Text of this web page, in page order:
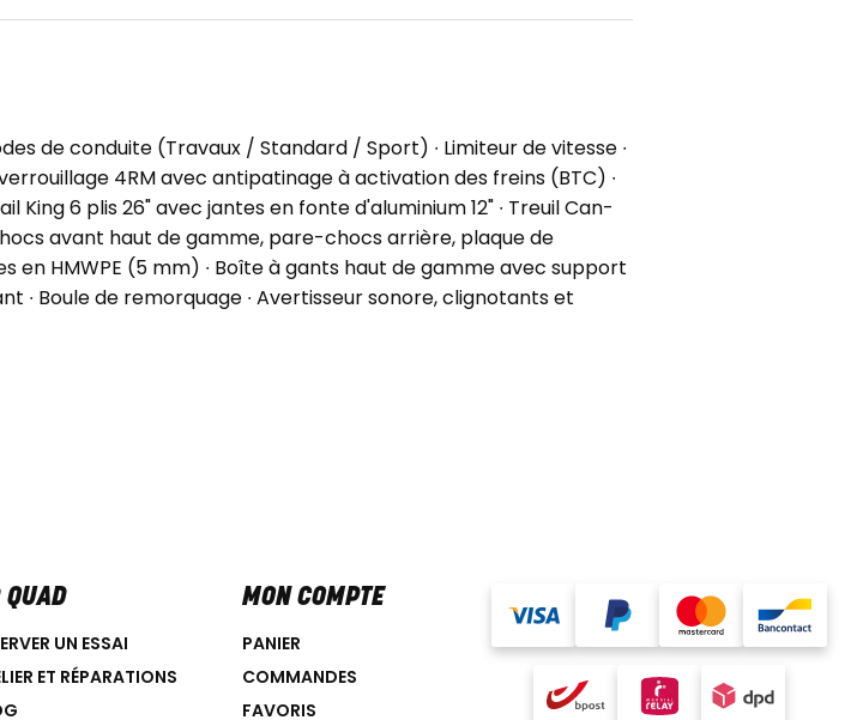
de conduite (Travaux / Standard / Sport) ∙ Limiteur de vitesse ∙
4RM avec antipatinage à activation des freins (BTC) ∙
King 6 plis 26" avec jantes en fonte d'aluminium 12" ∙ Treuil Can-
avant haut de gamme, pare-chocs arrière, plaque de
HMWPE (5 mm) ∙ Boîte à gants haut de gamme avec support
∙ Boule de remorquage ∙ Avertisseur sonore, clignotants et
QUAD
UN ESSAI
ET RÉPARATIONS
MON COMPTE
PANIER
COMMANDES
FAVORIS